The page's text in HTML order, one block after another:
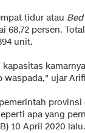
tidur atau
68,72 persen.
unit.
waspada," ujar
provinsi
apa yang
10 April 2020 lalu.